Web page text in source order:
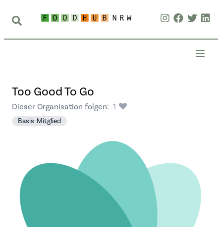
Too Good To Go
Dieser Organisation folgen: 1
Basis-Mitglied